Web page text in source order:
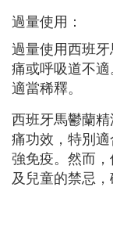
過量使用：
過量使用西班
痛或呼吸道不
適當稀釋。
西班牙馬鬱蘭
痛功效，特別
強免疫。然而
及兒童的禁忌，